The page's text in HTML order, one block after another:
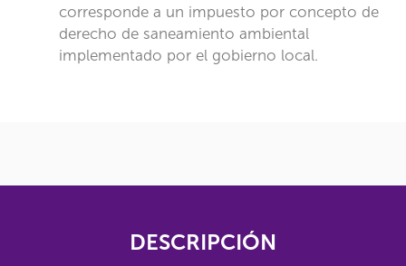
corresponde a un impuesto por concepto de
derecho de saneamiento ambiental
implementado por el gobierno local.
DESCRIPCIÓN